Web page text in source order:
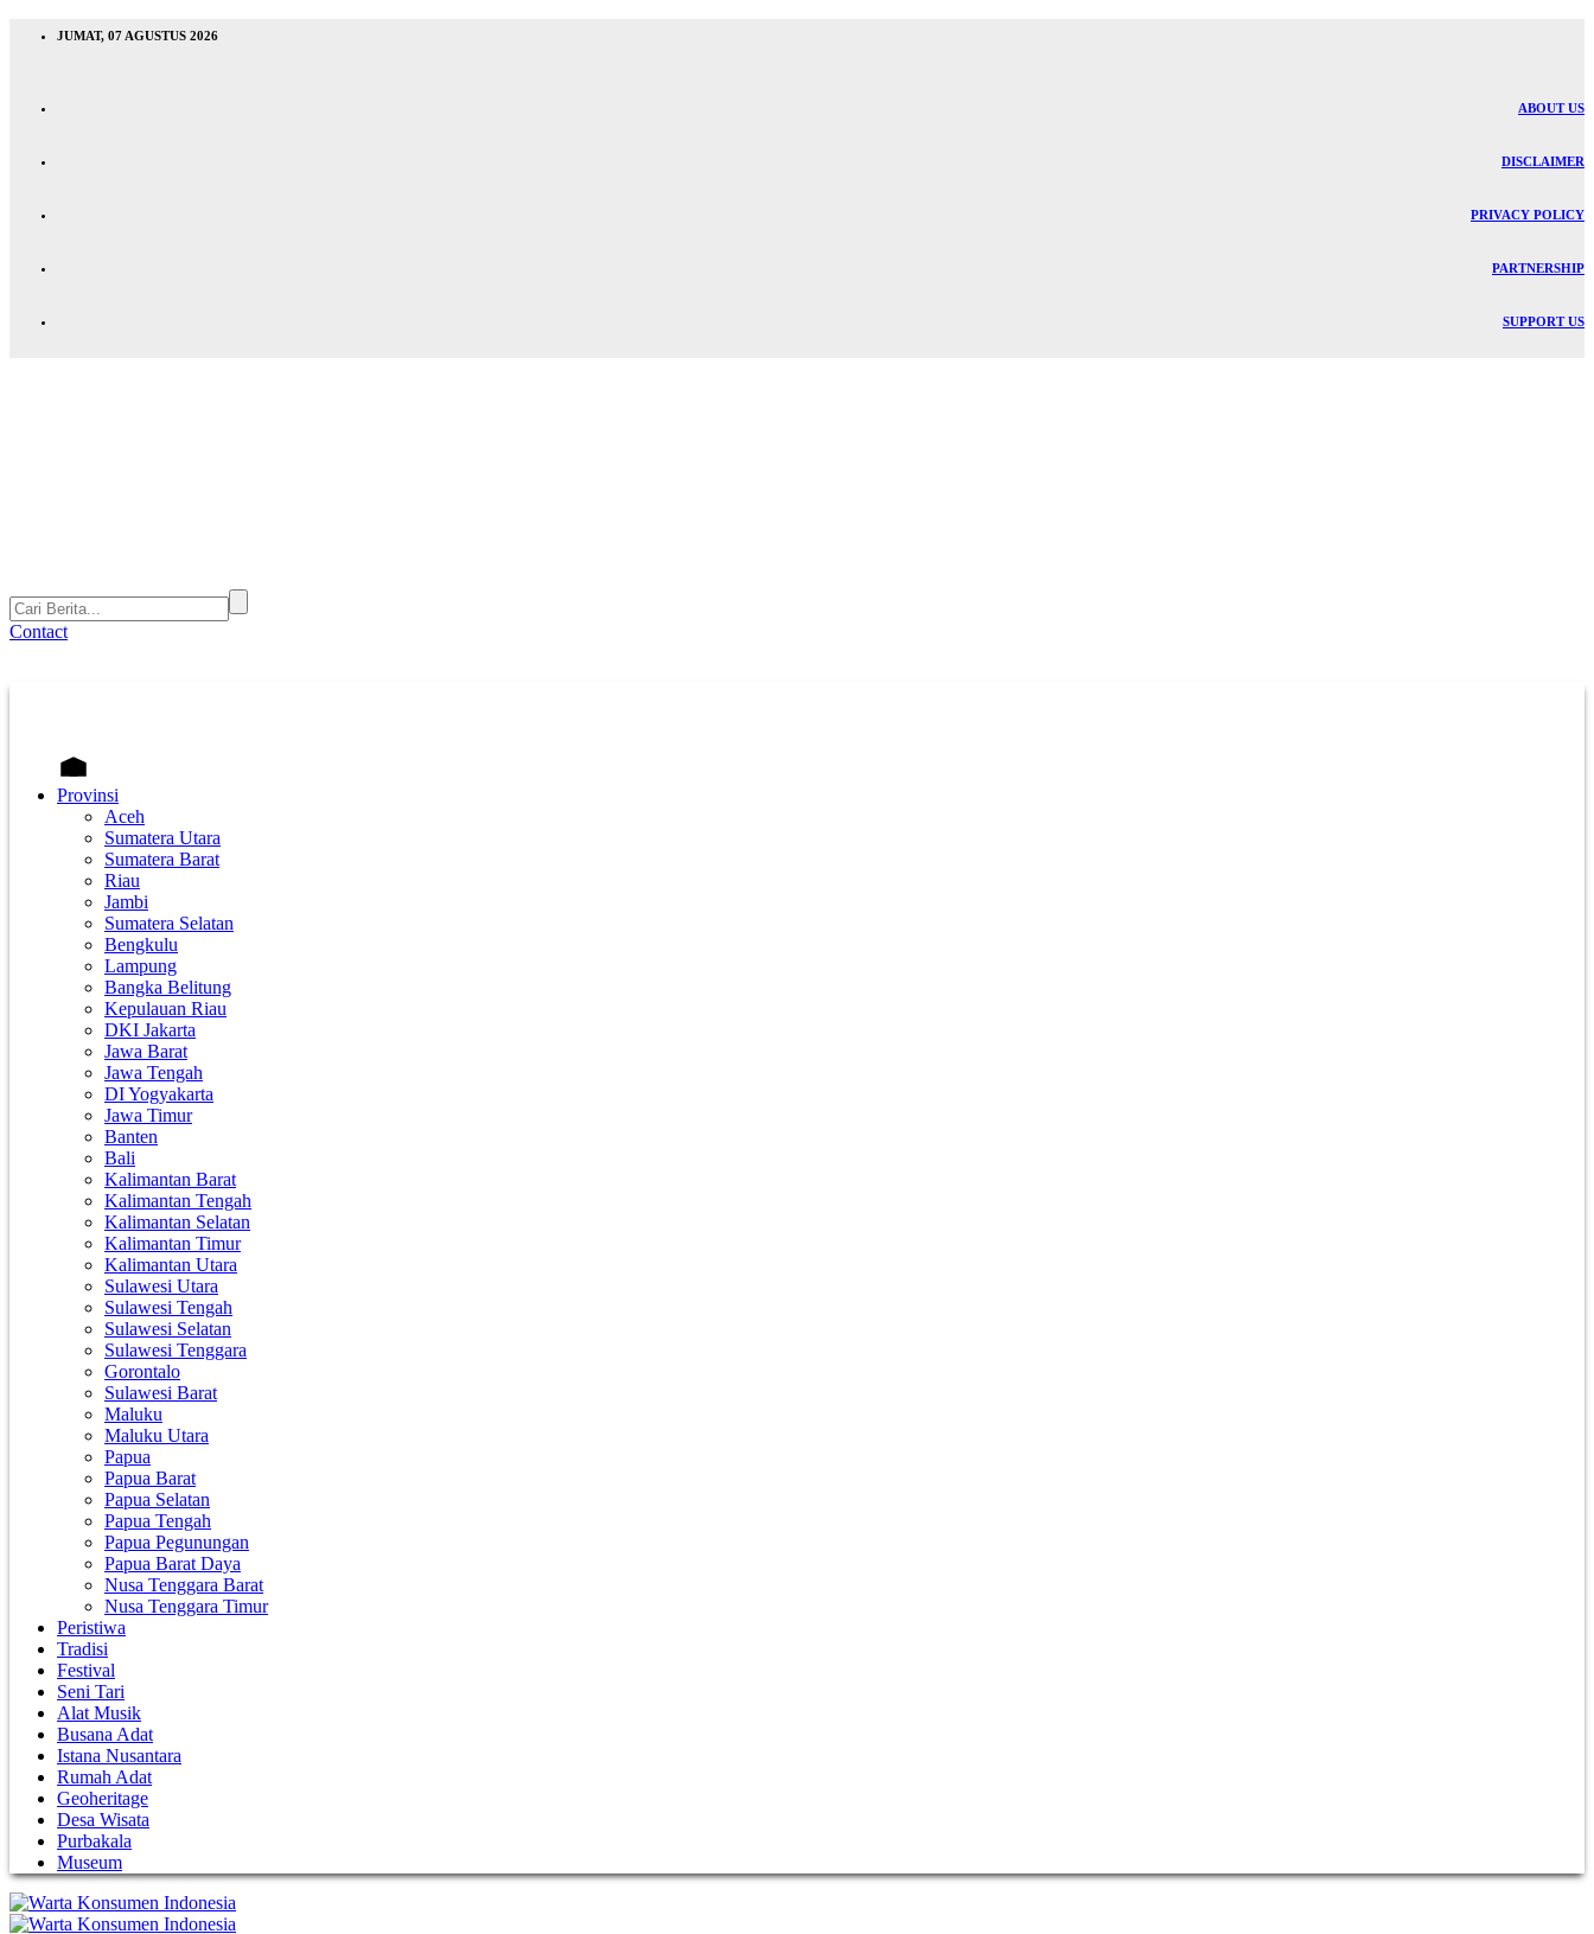
JUMAT, 07 AGUSTUS 2026
ABOUT US
DISCLAIMER
PRIVACY POLICY
PARTNERSHIP
SUPPORT US
Contact
Provinsi
Aceh
Sumatera Utara
Sumatera Barat
Riau
Jambi
Sumatera Selatan
Bengkulu
Lampung
Bangka Belitung
Kepulauan Riau
DKI Jakarta
Jawa Barat
Jawa Tengah
DI Yogyakarta
Jawa Timur
Banten
Bali
Kalimantan Barat
Kalimantan Tengah
Kalimantan Selatan
Kalimantan Timur
Kalimantan Utara
Sulawesi Utara
Sulawesi Tengah
Sulawesi Selatan
Sulawesi Tenggara
Gorontalo
Sulawesi Barat
Maluku
Maluku Utara
Papua
Papua Barat
Papua Selatan
Papua Tengah
Papua Pegunungan
Papua Barat Daya
Nusa Tenggara Barat
Nusa Tenggara Timur
Peristiwa
Tradisi
Festival
Seni Tari
Alat Musik
Busana Adat
Istana Nusantara
Rumah Adat
Geoheritage
Desa Wisata
Purbakala
Museum